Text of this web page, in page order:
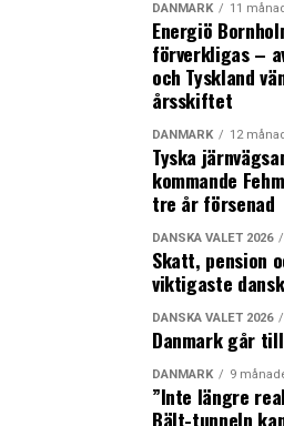
Styrelsearbete kräver tid och
Sanna Suvanto-Harsaae,
från bland annat SAS, Finnair
perspektiv på arbetet i en
skillnader mellan länderna där
när förutsättningarna ändras,
svenskar tar fram en riskanalys
om vad som kan komma. Det är
skillnader och olika sätt att
hon. Hon lyfte även fram att det
särskild ersättning för
– Finland har hittat en
DANMARK 11
Energiö
förverkligas –
och Tyskland
årsskiftet
DANMARK 12
Tyska
kommande
tre år försenad
DANSKA VALET 2026
Skatt, pension
viktigaste
DANSKA VALET 2026
Danmark går
DANMARK 9
”Inte längre
Bält-tunneln